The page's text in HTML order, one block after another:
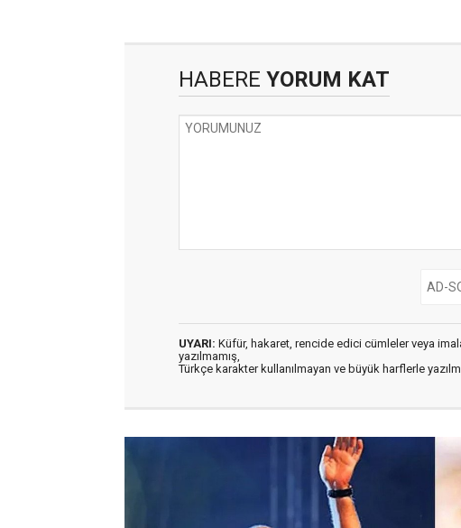
HABERE YORUM KAT
UYARI: Küfür, hakaret, rencide edici cümleler veya
yazılmamış,
Türkçe karakter kullanılmayan ve büyük harflerle